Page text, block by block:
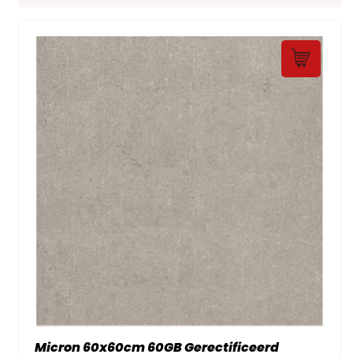
Micron 60x60cm 60GB Gerectificeerd